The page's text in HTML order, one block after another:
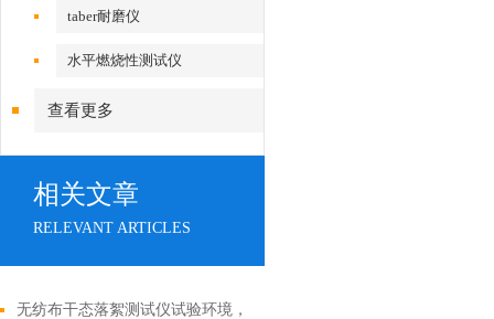
taber耐磨仪
水平燃烧性测试仪
查看更多
相关文章
RELEVANT ARTICLES
无纺布干态落絮测试仪试验环境，